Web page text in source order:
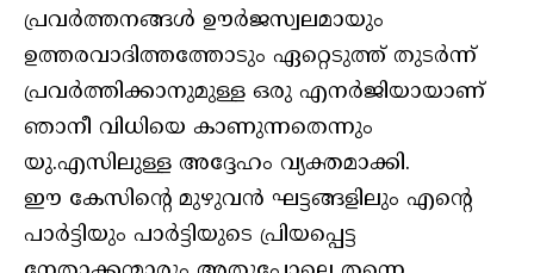
പ്രവർത്തനങ്ങൾ ഊർജസ്വലമായും
ഉത്തരവാദിത്തത്തോടും ഏറ്റെടുത്ത് തുടർന്ന്
പ്രവർത്തിക്കാനുമുള്ള ഒരു എനർജിയായാണ്
ഞാനീ വിധിയെ കാണുന്നതെന്നും
യു.എസിലുള്ള അദ്ദേഹം വ്യക്തമാക്കി.
ഈ കേസിന്റെ മുഴുവൻ ഘട്ടങ്ങളിലും എന്റെ
പാർട്ടിയും പാർട്ടിയുടെ പ്രിയപ്പെട്ട